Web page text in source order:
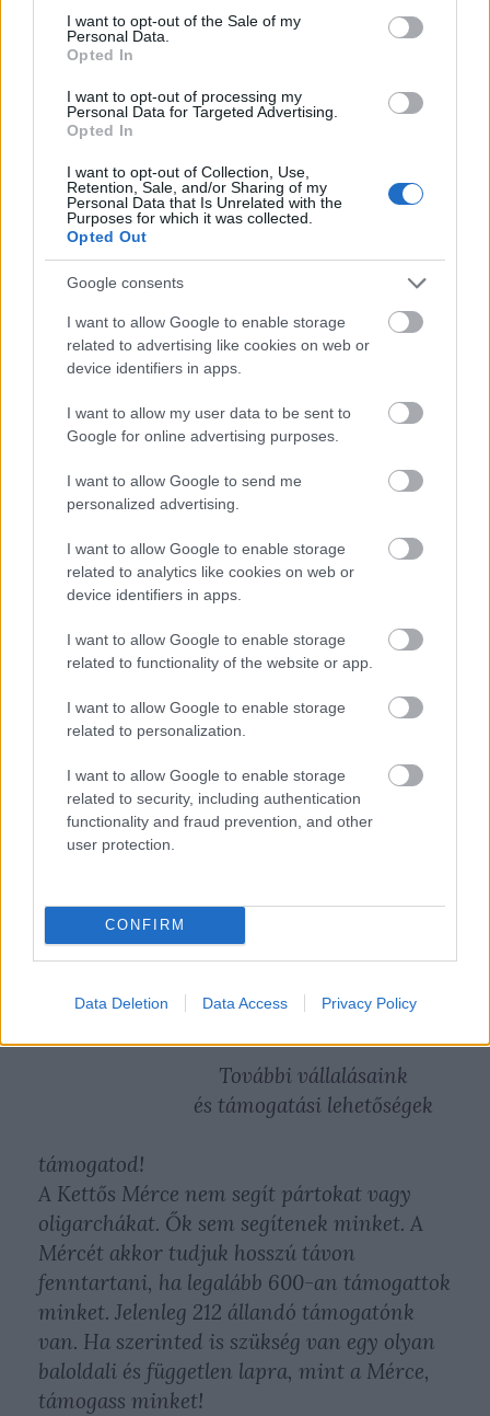
consent section.
I want to opt-out of the Sale of my
Personal Data.
Opted In
I want to opt-out of processing my
Personal Data for Targeted Advertising.
Opted In
I want to opt-out of Collection, Use,
Retention, Sale, and/or Sharing of my
Personal Data that Is Unrelated with the
Purposes for which it was collected.
Opted Out
Google consents
I want to allow Google to enable storage
related to advertising like cookies on web or
device identifiers in apps.
I want to allow my user data to be sent to
Google for online advertising purposes.
I want to allow Google to send me
personalized advertising.
I want to allow Google to enable storage
related to analytics like cookies on web or
device identifiers in apps.
I want to allow Google to enable storage
related to functionality of the website or app.
I want to allow Google to enable storage
related to personalization.
I want to allow Google to enable storage
related to security, including authentication
functionality and fraud prevention, and other
user protection.
CONFIRM
Data Deletion Data Access Privacy Policy
Ma Magyarországon az a döntést eredményező
politikai párbeszéd, ami a kormánypárt érdekében
áll, és aminek a menetét ő határozza meg. Ha pedig
párbeszéddel, a saját szervezeteivel folytatott
álegyeztetéssel leveri a civil társadalom
György Péter és Vitézy Dávid kiállása akkor lett volna
hiteles, ha felemelik a szavukat akkor is, amikor
megakadályozta a Kúria a népszavazást a
Városligetbe építendő múzeumokról, arra
hivatkozva, hogy a múzeumokról szóló döntés
szerepel egy olyan törvénytervezetben, amely a
költségvetést is érinti, költségvetésben szereplő
tételről pedig nem lehet szavazni. Csakhogy abban a
még a múzeum szó sem szerepel. Ilyen döntések
mellett pedig nem lehet párbeszédről beszélni.
Kövesd a szerző bejegyzéseit a
Facebookon
Támogass havi 1000 forinttal:
További vállalásaink
és támogatási lehetőségek
Mérce
tud
működni,
ha te is
támogatod!
A Kettős Mérce nem segít pártokat vagy
oligarchákat. Ők sem segítenek minket. A
Mércét akkor tudjuk hosszú távon
fenntartani, ha legalább 600-an támogattok
minket. Jelenleg 212 állandó támogatónk
van. Ha szerinted is szükség van egy olyan
baloldali és független lapra, mint a Mérce,
támogass minket!